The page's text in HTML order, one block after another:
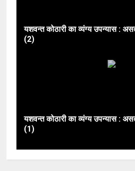
यशवन्त कोठारी का व्यंग्य उपन्यास :
(2)
यशवन्त कोठारी का व्यंग्य उपन्यास :
(1)